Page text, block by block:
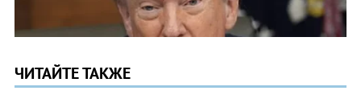
ЧИТАЙТЕ ТАКЖЕ